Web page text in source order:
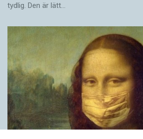
tydlig. Den är lätt…